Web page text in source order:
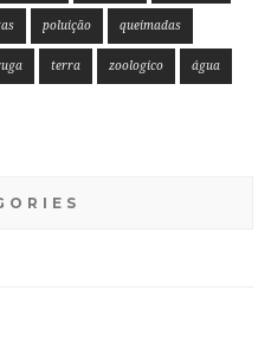
poluição queimadas
terra zoologico água